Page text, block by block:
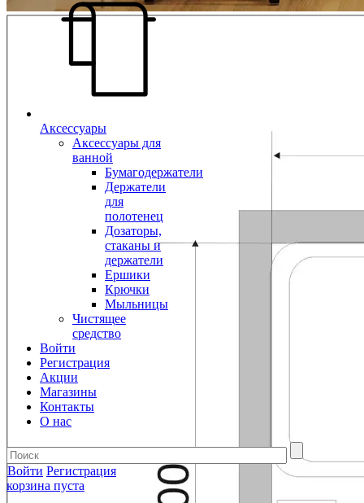
Аксессуары
Аксессуары для
ванной
Бумагодержатели
Держатели
для
полотенец
Дозаторы,
стаканы и
держатели
Ершики
Крючки
Мыльницы
Чистящее
средство
Войти
Регистрация
Акции
Магазины
Контакты
О нас
Войти Регистрация
корзина пуста